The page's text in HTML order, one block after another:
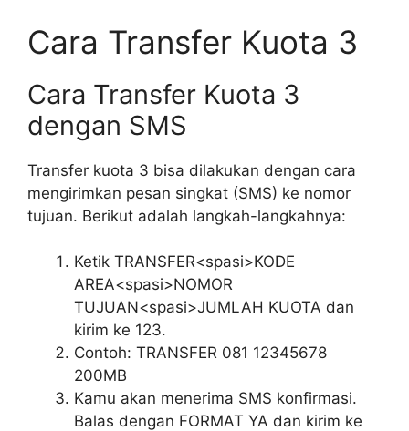
Cara Transfer Kuota 3
Cara Transfer Kuota 3
dengan SMS
Transfer kuota 3 bisa dilakukan dengan cara
mengirimkan pesan singkat (SMS) ke nomor
tujuan. Berikut adalah langkah-langkahnya:
Ketik TRANSFER<spasi>KODE
AREA<spasi>NOMOR
TUJUAN<spasi>JUMLAH KUOTA dan
kirim ke 123.
Contoh: TRANSFER 081 12345678
200MB
Kamu akan menerima SMS konfirmasi.
Balas dengan FORMAT YA dan kirim ke